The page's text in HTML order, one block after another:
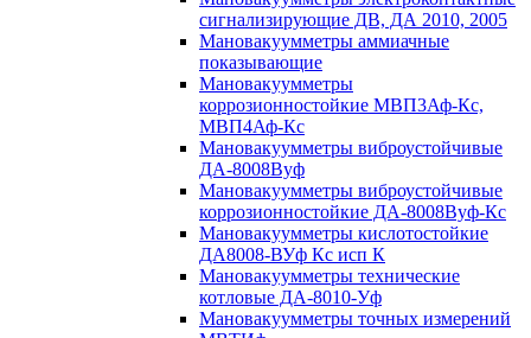
сигнализирующие ДВ, ДА 2010, 2005
Мановакуумметры аммиачные
показывающие
Мановакуумметры
коррозионностойкие МВП3Аф-Кс,
МВП4Аф-Кс
Мановакуумметры виброустойчивые
ДА-8008Вуф
Мановакуумметры виброустойчивые
коррозионностойкие ДА-8008Вуф-Кс
Мановакуумметры кислотостойкие
ДА8008-ВУф Кс исп К
Мановакуумметры технические
котловые ДА-8010-Уф
Мановакуумметры точных измерений